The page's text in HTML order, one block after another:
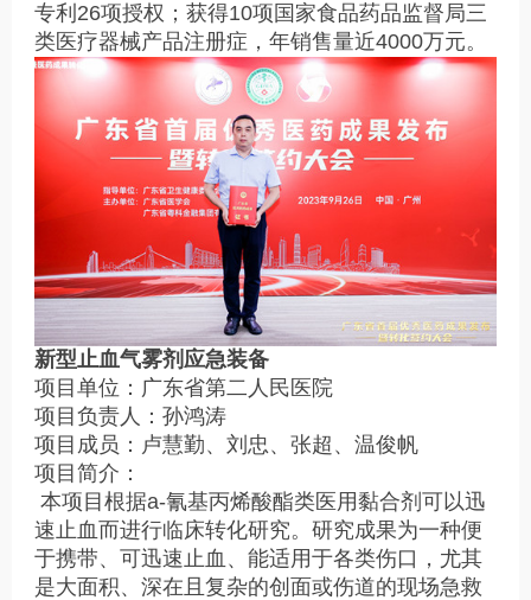
专利26项授权；获得10项国家食品药品监督局三
类医疗器械产品注册症，年销售量近4000万元。
新型止血气雾剂应急装备
项目单位：广东省第二人民医院
项目负责人：孙鸿涛
项目成员：卢慧勤、刘忠、张超、温俊帆
项目简介：
本项目根据a-氰基丙烯酸酯类医用黏合剂可以迅
速止血而进行临床转化研究。研究成果为一种便
于携带、可迅速止血、能适用于各类伤口，尤其
是大面积、深在且复杂的创面或伤道的现场急救